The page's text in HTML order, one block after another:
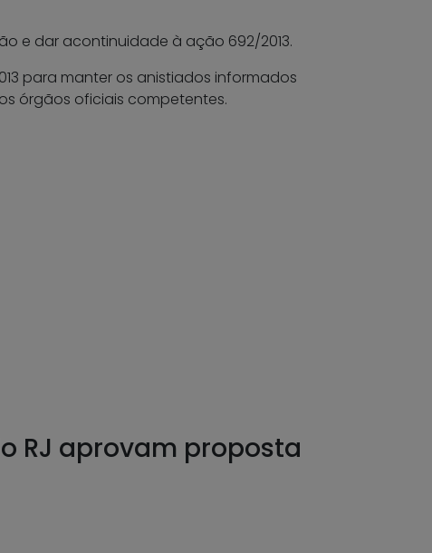
e dar acontinuidade à ação 692/2013.
para manter os anistiados informados
órgãos oficiais competentes.
RJ aprovam proposta